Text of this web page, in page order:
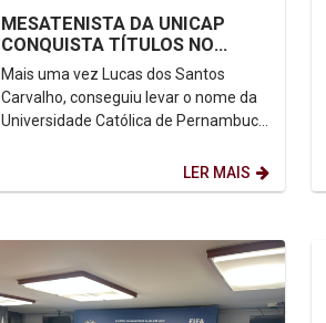
MESATENISTA DA UNICAP
CONQUISTA TÍTULOS NO
CIRCUITO MUNDIAL
PARALÍMPICO
Mais uma vez Lucas dos Santos
Carvalho, conseguiu levar o nome da
Universidade Católica de Pernambuco
LER MAIS